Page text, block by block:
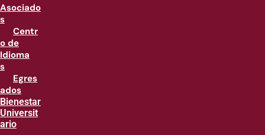
Asociado
s
Centr
o de
Idioma
s
Egres
ados
Bienestar
Universit
ario